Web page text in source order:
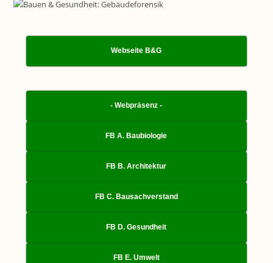
Webseite B&G
- Webpräsenz -
FB A. Baubiologie
FB B. Architektur
FB C. Bausachverstand
FB D. Gesundheit
FB E. Umwelt